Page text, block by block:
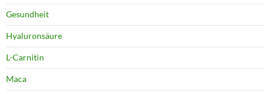
Gesundheit
Hyaluronsäure
L-Carnitin
Maca